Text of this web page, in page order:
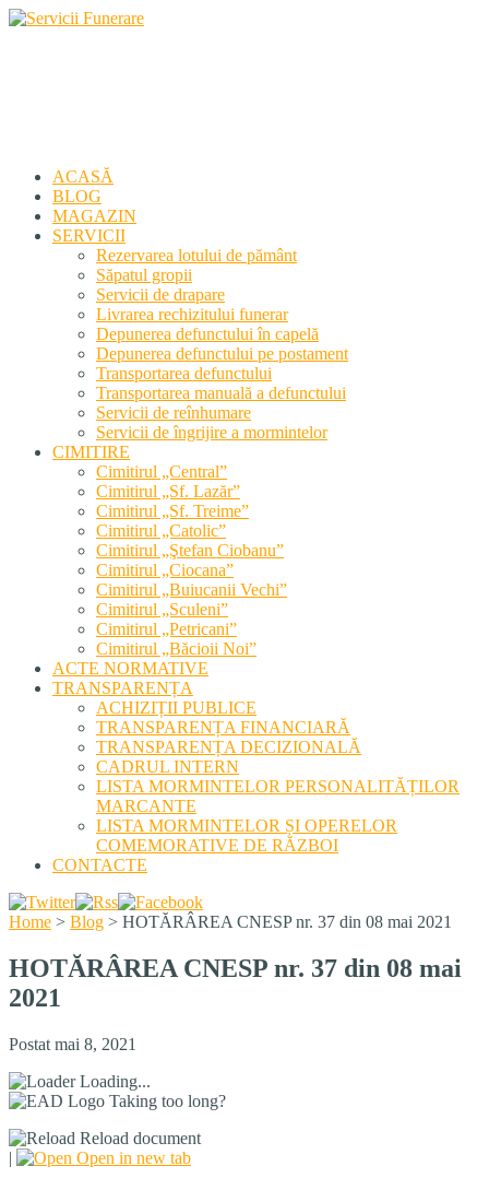
ACASĂ
BLOG
MAGAZIN
SERVICII
Rezervarea lotului de pământ
Săpatul gropii
Servicii de drapare
Livrarea rechizitului funerar
Depunerea defunctului în capelă
Depunerea defunctului pe postament
Transportarea defunctului
Transportarea manuală a defunctului
Servicii de reînhumare
Servicii de îngrijire a mormintelor
CIMITIRE
Cimitirul „Central”
Cimitirul „Sf. Lazăr”
Cimitirul „Sf. Treime”
Cimitirul „Catolic”
Cimitirul „Ştefan Ciobanu”
Cimitirul „Ciocana”
Cimitirul „Buiucanii Vechi”
Cimitirul „Sculeni”
Cimitirul „Petricani”
Cimitirul „Băcioii Noi”
ACTE NORMATIVE
TRANSPARENȚA
ACHIZIȚII PUBLICE
TRANSPARENȚA FINANCIARĂ
TRANSPARENȚA DECIZIONALĂ
CADRUL INTERN
LISTA MORMINTELOR PERSONALITĂȚILOR
MARCANTE
LISTA MORMINTELOR ȘI OPERELOR
COMEMORATIVE DE RĂZBOI
CONTACTE
Home > Blog > HOTĂRÂREA CNESP nr. 37 din 08 mai 2021
HOTĂRÂREA CNESP nr. 37 din 08 mai
2021
Postat mai 8, 2021
Loading...
Taking too long?
Reload document
|
Open in new tab